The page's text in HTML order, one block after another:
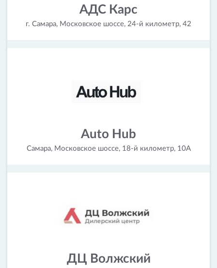
АДС Карс
г. Самара, Московское шоссе, 24-й километр, 42
Auto Hub
Самара, Московское шоссе, 18-й километр, 10А
ДЦ Волжский